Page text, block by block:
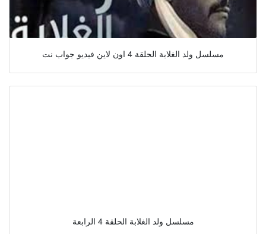
مسلسل ولد الغلابة الحلقة 4 اون لاين فيديو جواب نت
مسلسل ولد الغلابة الحلقة 4 الرابعة